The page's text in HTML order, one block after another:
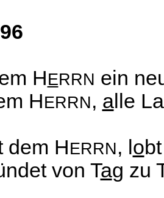
HERRN ein
HERRN, alle
HERRN, l o
von Tag zu